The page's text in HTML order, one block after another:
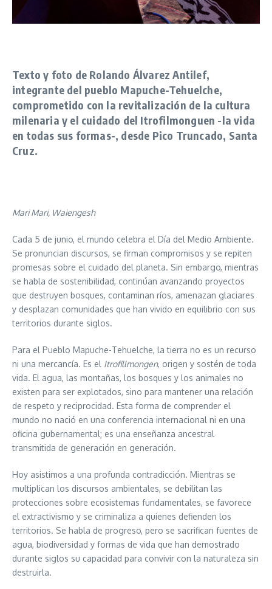
Texto y foto de Rolando Álvarez Antilef,
integrante del pueblo Mapuche-Tehuelche,
comprometido con la revitalización de la cultura
milenaria y el cuidado del Itrofilmonguen -la vida
en todas sus formas-, desde Pico Truncado, Santa
Cruz.
Mari Mari, Waiengesh
Cada 5 de junio, el mundo celebra el Día del Medio Ambiente.
Se pronuncian discursos, se firman compromisos y se repiten
promesas sobre el cuidado del planeta. Sin embargo, mientras
se habla de sostenibilidad, continúan avanzando proyectos
que destruyen bosques, contaminan ríos, amenazan glaciares
y desplazan comunidades que han vivido en equilibrio con sus
territorios durante siglos.
Para el Pueblo Mapuche-Tehuelche, la tierra no es un recurso
ni una mercancía. Es el Itrofillmongen, origen y sostén de toda
vida. El agua, las montañas, los bosques y los animales no
existen para ser explotados, sino para mantener una relación
de respeto y reciprocidad. Esta forma de comprender el
mundo no nació en una conferencia internacional ni en una
oficina gubernamental; es una enseñanza ancestral
transmitida de generación en generación.
Hoy asistimos a una profunda contradicción. Mientras se
multiplican los discursos ambientales, se debilitan las
protecciones sobre ecosistemas fundamentales, se favorece
el extractivismo y se criminaliza a quienes defienden los
territorios. Se habla de progreso, pero se sacrifican fuentes de
agua, biodiversidad y formas de vida que han demostrado
durante siglos su capacidad para convivir con la naturaleza sin
destruirla.